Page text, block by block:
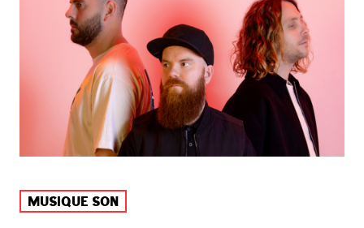
MUSIQUE SON